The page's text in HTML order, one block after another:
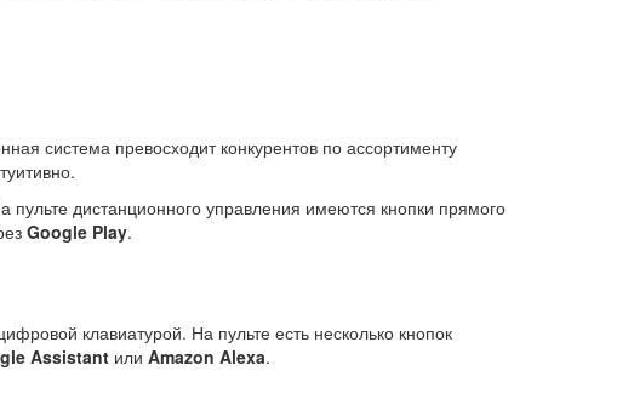
система превосходит конкурентов по ассортименту
пульте дистанционного управления имеются кнопки прямого
Google Play.
клавиатурой. На пульте есть несколько кнопок
Assistant или Amazon Alexa.